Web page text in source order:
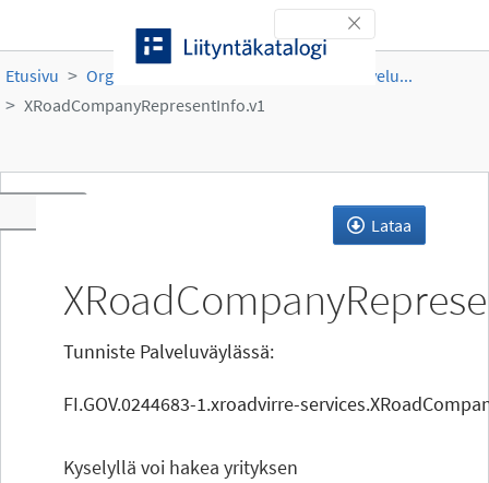
Toggle navigation
Etusivu Organisaatiot
Virre-tietopalvelu...
XRoadCompanyRepresentInfo.v1
Lataa
Tunniste Palveluväylässä:
FI.GOV.0244683-1.xroadvirre-
Kyselyllä voi hakea yrityksen